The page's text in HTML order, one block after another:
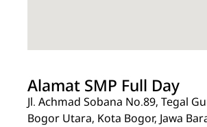
Alamat SMP Full Day
Jl. Achmad Sobana No.89, Tegal
Bogor Utara, Kota Bogor, Jawa